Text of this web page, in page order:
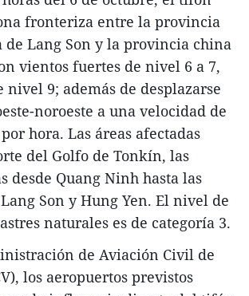
fronteriza entre la provincia
Lang Son y la provincia china
vientos fuertes de nivel 6 a 7,
nivel 9; además de desplazarse
noroeste a una velocidad de
hora. Las áreas afectadas
del Golfo de Tonkín, las
desde Quang Ninh hasta las
Son y Hung Yen. El nivel de
naturales es de categoría 3.
de Aviación Civil de
los aeropuertos previstos